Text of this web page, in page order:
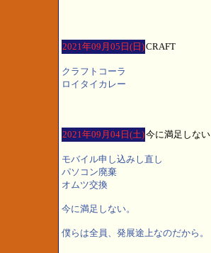
2021年09月05日(日)CRAFT
クラフトコーラ
ロイタイカレー
2021年09月04日(土)今に満足しない
モバイル申し込みし直し
パソコン廃棄
オムツ交換
今に満足しない。
僕らは全員、発展途上なのだから。